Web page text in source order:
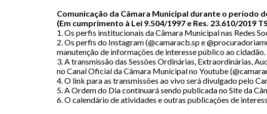
Comunicação da Câmara Municipal durante o período
(Em cumprimento à Lei 9.504/1997 e Res. 23.610/2019
1. Os perfis institucionais da Câmara Municipal nas Redes
2. Os perfis do Instagram (@camaracb.sp e
manutenção de informações de interesse público ao cidadão.
3. A transmissão das Sessões Ordinárias, Extraordinárias,
no Canal Oficial da Câmara Municipal no Youtube
4. O link para as transmissões ao vivo será divulgado pelo
5. A Ordem do Dia continuará sendo publicada no Site da
6. O calendário de atividades e outras publicações de